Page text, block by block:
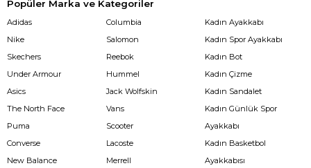
Popüler Marka ve Kategoriler
Adidas
Nike
Skechers
Under Armour
Asics
The North Face
Puma
Converse
New Balance
Columbia
Salomon
Reebok
Hummel
Jack Wolfskin
Vans
Scooter
Lacoste
Merrell
Kadın Ayakkabı
Kadın Spor Ayakkabı
Kadın Bot
Kadın Çizme
Kadın Sandalet
Kadın Günlük Spor
Ayakkabı
Kadın Basketbol
Ayakkabısı